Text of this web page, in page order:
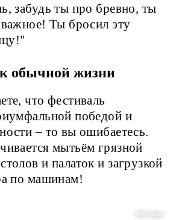
забудь ты про бревно, ты
Ты бросил эту
обычной жизни
что фестиваль
победой и
– то вы ошибаетесь.
мытьём грязной
и палаток и загрузкой
по машинам!
Фото автора